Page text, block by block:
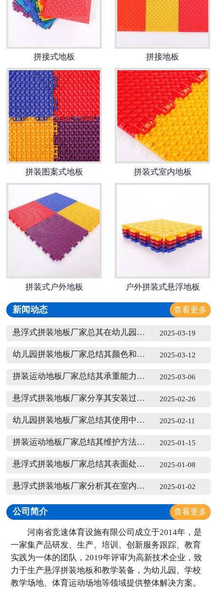
拼接式地板 拼接地板
拼装图案式地板 拼装式室内地板
拼装式户外地板 户外拼装式悬浮地板
新闻动态 查看更多
2025-03-19
悬浮式拼装地板厂家总其在幼儿园等场所的应用优势
2025-03-12
幼儿园拼装地板厂家总结其颜色和图案的选择相关知识
2025-03-06
拼装运动地板厂家总结其承重能力相关知识
2025-02-26
悬浮式拼装地板厂家分享其安装过程中的相关问题
2025-02-11
幼儿园拼装地板厂家总结其使用中出现的褪色和变形问题
2025-01-15
拼装运动地板厂家总结其维护方法相关知识
2025-01-08
悬浮式拼装地板厂家总结其表面处理工艺知识
2025-01-02
悬浮式拼装地板厂家分析其在室内和室外环境中的应用
公司简介 查看更多
河南省竞速体育设施有限公司成立于2014年，是
一家集产品研发、生产、培训、创新服务跟踪、教育
实践为一体的团队，2019年评审为高新技术企业，致
力于生产悬浮拼装地板和教学装备，为幼儿园、学校
教学场地、体育运动场地等领域提供整体解决方案。